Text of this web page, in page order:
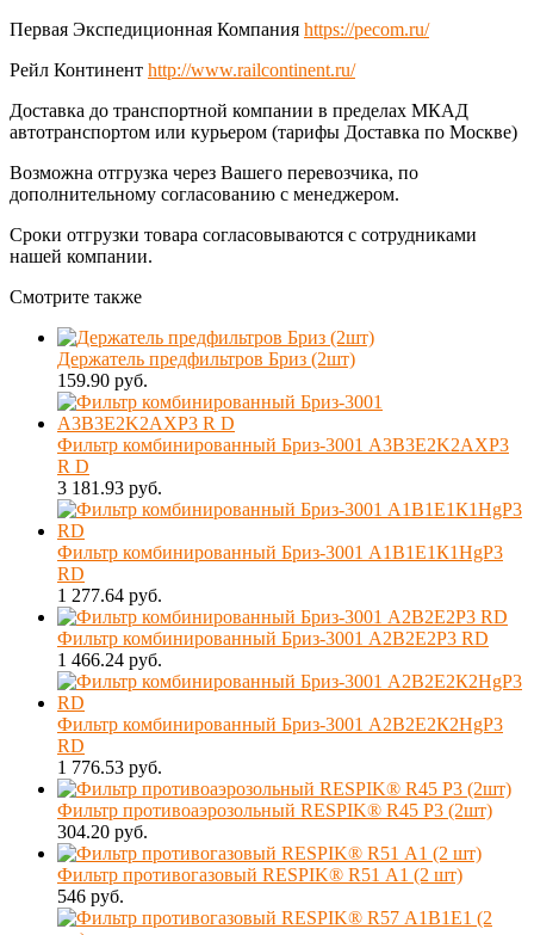
Первая Экспедиционная Компания https://pecom.ru/
Рейл Континент http://www.railcontinent.ru/
Доставка до транспортной компании в пределах МКАД
автотранспортом или курьером (тарифы Доставка по Москве)
Возможна отгрузка через Вашего перевозчика, по
дополнительному согласованию с менеджером.
Сроки отгрузки товара согласовываются с сотрудниками
нашей компании.
Смотрите также
Держатель предфильтров Бриз (2шт)
159.90 руб.
Фильтр комбинированный Бриз-3001 А3В3Е2K2AXР3
R D
3 181.93 руб.
Фильтр комбинированный Бриз-3001 А1В1Е1К1HgР3
RD
1 277.64 руб.
Фильтр комбинированный Бриз-3001 А2В2Е2Р3 RD
1 466.24 руб.
Фильтр комбинированный Бриз-3001 А2В2Е2К2HgР3
RD
1 776.53 руб.
Фильтр противоаэрозольный RESPIK® R45 Р3 (2шт)
304.20 руб.
Фильтр противогазовый RESPIK® R51 А1 (2 шт)
546 руб.